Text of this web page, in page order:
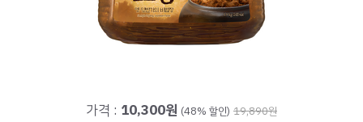
가격 : 10,300원 (48% 할인) 19,890원